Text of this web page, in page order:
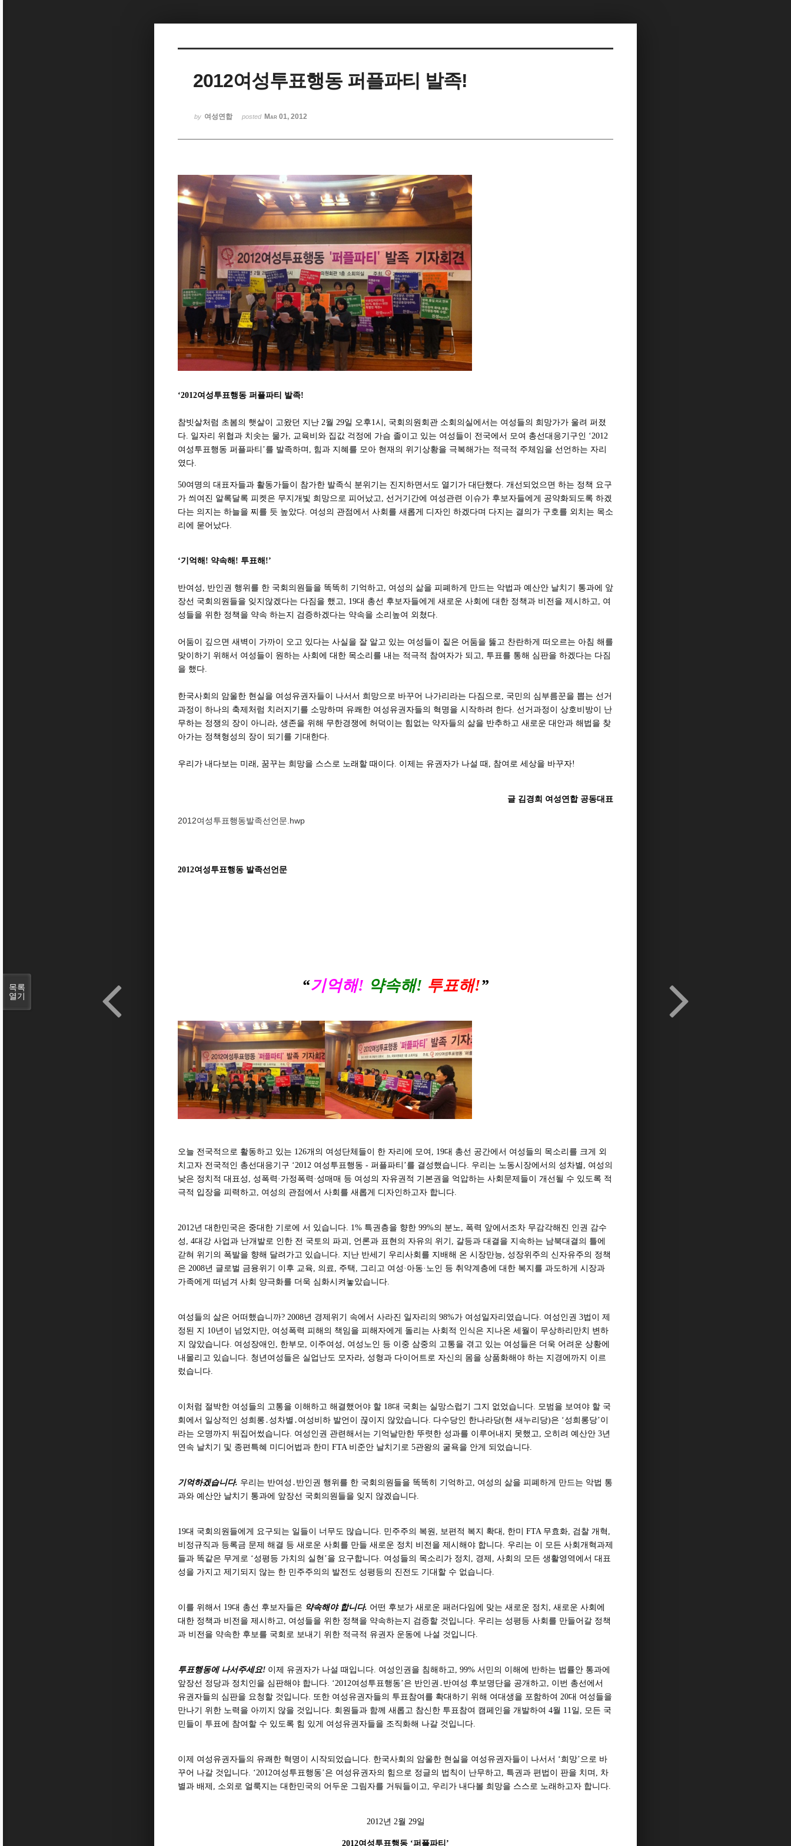
2012여성투표행동 퍼플파티 발족!
by 여성연합 posted Mar 01, 2012
‘2012여성투표행동 퍼플파티 발족!
참빗살처럼 초봄의 햇살이 고왔던 지난 2월 29일 오후1시, 국회의원회관 소회의실에서는 여성들의 희망가가 울려 퍼졌
다. 일자리 위협과 치솟는 물가, 교육비와 집값 걱정에 가슴 졸이고 있는 여성들이 전국에서 모여 총선대응기구인 ‘2012
여성투표행동 퍼플파티’를 발족하며, 힘과 지혜를 모아 현재의 위기상황을 극복해가는 적극적 주체임을 선언하는 자리
였다.
50여명의 대표자들과 활동가들이 참가한 발족식 분위기는 진지하면서도 열기가 대단했다. 개선되었으면 하는 정책 요구
가 씌여진 알록달록 피켓은 무지개빛 희망으로 피어났고, 선거기간에 여성관련 이슈가 후보자들에게 공약화되도록 하겠
다는 의지는 하늘을 찌를 듯 높았다. 여성의 관점에서 사회를 새롭게 디자인 하겠다며 다지는 결의가 구호를 외치는 목소
리에 묻어났다.
‘기억해! 약속해! 투표해!’
반여성, 반인권 행위를 한 국회의원들을 똑똑히 기억하고, 여성의 삶을 피폐하게 만드는 악법과 예산안 날치기 통과에 앞
장선 국회의원들을 잊지않겠다는 다짐을 했고, 19대 총선 후보자들에게 새로운 사회에 대한 정책과 비전을 제시하고, 여
성들을 위한 정책을 약속 하는지 검증하겠다는 약속을 소리높여 외쳤다.
어둠이 깊으면 새벽이 가까이 오고 있다는 사실을 잘 알고 있는 여성들이 짙은 어둠을 뚫고 찬란하게 떠오르는 아침 해를
맞이하기 위해서 여성들이 원하는 사회에 대한 목소리를 내는 적극적 참여자가 되고, 투표를 통해 심판을 하겠다는 다짐
을 했다.
한국사회의 암울한 현실을 여성유권자들이 나서서 희망으로 바꾸어 나가리라는 다짐으로, 국민의 심부름꾼을 뽑는 선거
과정이 하나의 축제처럼 치러지기를 소망하며 유쾌한 여성유권자들의 혁명을 시작하려 한다. 선거과정이 상호비방이 난
무하는 정쟁의 장이 아니라, 생존을 위해 무한경쟁에 허덕이는 힘없는 약자들의 삶을 반추하고 새로운 대안과 해법을 찾
아가는 정책형성의 장이 되기를 기대한다.
우리가 내다보는 미래, 꿈꾸는 희망을 스스로 노래할 때이다. 이제는 유권자가 나설 때, 참여로 세상을 바꾸자!
글 김경희 여성연합 공동대표
2012여성투표행동발족선언문.hwp
2012여성투표행동 발족선언문
“기억해! 약속해! 투표해!”
오늘 전국적으로 활동하고 있는 126개의 여성단체들이 한 자리에 모여, 19대 총선 공간에서 여성들의 목소리를 크게 외
치고자 전국적인 총선대응기구 ‘2012 여성투표행동 - 퍼플파티’를 결성했습니다. 우리는 노동시장에서의 성차별, 여성의
낮은 정치적 대표성, 성폭력·가정폭력·성매매 등 여성의 자유권적 기본권을 억압하는 사회문제들이 개선될 수 있도록 적
극적 입장을 피력하고, 여성의 관점에서 사회를 새롭게 디자인하고자 합니다.
2012년 대한민국은 중대한 기로에 서 있습니다. 1% 특권층을 향한 99%의 분노, 폭력 앞에서조차 무감각해진 인권 감수
성, 4대강 사업과 난개발로 인한 전 국토의 파괴, 언론과 표현의 자유의 위기, 갈등과 대결을 지속하는 남북대결의 틀에
갇혀 위기의 폭발을 향해 달려가고 있습니다. 지난 반세기 우리사회를 지배해 온 시장만능, 성장위주의 신자유주의 정책
은 2008년 글로벌 금융위기 이후 교육, 의료, 주택, 그리고 여성·아동·노인 등 취약계층에 대한 복지를 과도하게 시장과
가족에게 떠넘겨 사회 양극화를 더욱 심화시켜놓았습니다.
여성들의 삶은 어떠했습니까? 2008년 경제위기 속에서 사라진 일자리의 98%가 여성일자리였습니다. 여성인권 3법이 제
정된 지 10년이 넘었지만, 여성폭력 피해의 책임을 피해자에게 돌리는 사회적 인식은 지나온 세월이 무상하리만치 변하
지 않았습니다. 여성장애인, 한부모, 이주여성, 여성노인 등 이중 삼중의 고통을 겪고 있는 여성들은 더욱 어려운 상황에
내몰리고 있습니다. 청년여성들은 실업난도 모자라, 성형과 다이어트로 자신의 몸을 상품화해야 하는 지경에까지 이르
렀습니다.
이처럼 절박한 여성들의 고통을 이해하고 해결했어야 할 18대 국회는 실망스럽기 그지 없었습니다. 모범을 보여야 할 국
회에서 일상적인 성희롱․성차별․여성비하 발언이 끊이지 않았습니다. 다수당인 한나라당(현 새누리당)은 ‘성희롱당’이
라는 오명까지 뒤집어썼습니다. 여성인권 관련해서는 기억날만한 뚜렷한 성과를 이루어내지 못했고, 오히려 예산안 3년
연속 날치기 및 종편특혜 미디어법과 한미 FTA 비준안 날치기로 5관왕의 굴욕을 안게 되었습니다.
기억하겠습니다. 우리는 반여성․반인권 행위를 한 국회의원들을 똑똑히 기억하고, 여성의 삶을 피폐하게 만드는 악법 통
과와 예산안 날치기 통과에 앞장선 국회의원들을 잊지 않겠습니다.
19대 국회의원들에게 요구되는 일들이 너무도 많습니다. 민주주의 복원, 보편적 복지 확대, 한미 FTA 무효화, 검찰 개혁,
비정규직과 등록금 문제 해결 등 새로운 사회를 만들 새로운 정치 비전을 제시해야 합니다. 우리는 이 모든 사회개혁과제
들과 똑같은 무게로 ‘성평등 가치의 실현’을 요구합니다. 여성들의 목소리가 정치, 경제, 사회의 모든 생활영역에서 대표
성을 가지고 제기되지 않는 한 민주주의의 발전도 성평등의 진전도 기대할 수 없습니다.
이를 위해서 19대 총선 후보자들은 약속해야 합니다. 어떤 후보가 새로운 패러다임에 맞는 새로운 정치, 새로운 사회에
대한 정책과 비전을 제시하고, 여성들을 위한 정책을 약속하는지 검증할 것입니다. 우리는 성평등 사회를 만들어갈 정책
과 비전을 약속한 후보를 국회로 보내기 위한 적극적 유권자 운동에 나설 것입니다.
투표행동에 나서주세요! 이제 유권자가 나설 때입니다. 여성인권을 침해하고, 99% 서민의 이해에 반하는 법률안 통과에
앞장선 정당과 정치인을 심판해야 합니다. ‘2012여성투표행동’은 반인권․반여성 후보명단을 공개하고, 이번 총선에서
유권자들의 심판을 요청할 것입니다. 또한 여성유권자들의 투표참여를 확대하기 위해 여대생을 포함하여 20대 여성들을
만나기 위한 노력을 아끼지 않을 것입니다. 회원들과 함께 새롭고 참신한 투표참여 캠페인을 개발하여 4월 11일, 모든 국
민들이 투표에 참여할 수 있도록 힘 있게 여성유권자들을 조직화해 나갈 것입니다.
이제 여성유권자들의 유쾌한 혁명이 시작되었습니다. 한국사회의 암울한 현실을 여성유권자들이 나서서 ‘희망’으로 바
꾸어 나갈 것입니다. ‘2012여성투표행동’은 여성유권자의 힘으로 정글의 법칙이 난무하고, 특권과 편법이 판을 치며, 차
별과 배제, 소외로 얼룩지는 대한민국의 어두운 그림자를 거둬들이고, 우리가 내다볼 희망을 스스로 노래하고자 합니다.
2012년 2월 29일
2012여성투표행동 ‘퍼플파티’
목록
열기
Sketchbook5, 스케치북5
Sketchbook5, 스케치북5